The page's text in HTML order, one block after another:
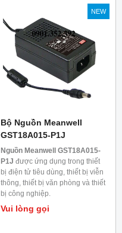
NEW
Bộ Nguồn Meanwell
GST18A015-P1J
Nguồn Meanwell GST18A015-
P1J được ứng dụng trong thiết
bị điện tử tiêu dùng, thiết bị viễn
thông, thiết bị văn phòng và thiết
bị công nghiệp.
Vui lòng gọi